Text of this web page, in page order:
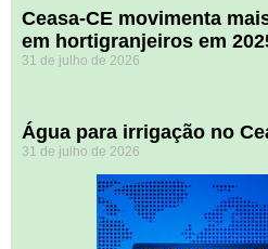
Ceasa-CE movimenta
em hortigranjeiros em
31 de julho de 2026
Água para irrigação no
31 de julho de 2026